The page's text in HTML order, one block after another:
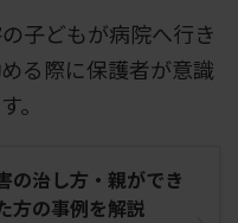
子どもが病院へ行き
る際に保護者が意識
。
の治し方・親ができ
方の事例を解説